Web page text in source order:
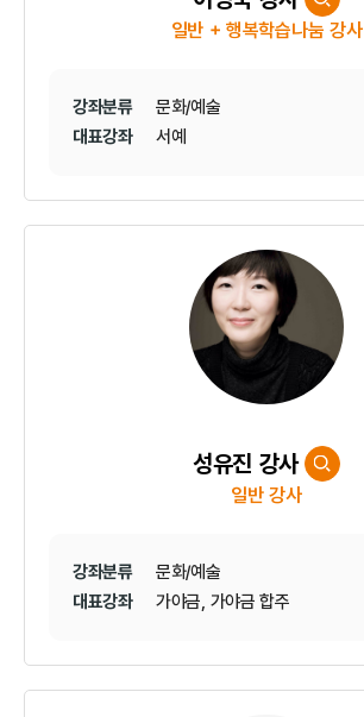
일반 + 행복학습나눔 강사
강좌분류
문화/예술
대표강좌
서예
성유진 강사
일반 강사
강좌분류
문화/예술
대표강좌
가야금, 가야금 합주